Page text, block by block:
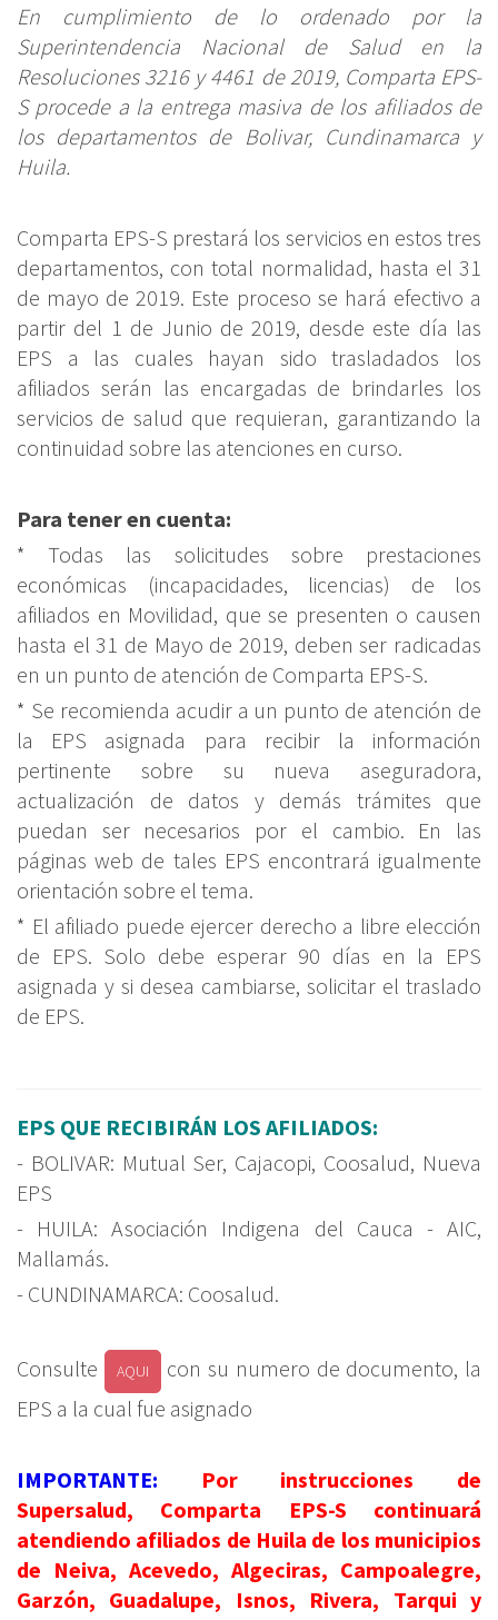
En cumplimiento de lo ordenado por la
Superintendencia Nacional de Salud en la
Resoluciones 3216 y 4461 de 2019, Comparta EPS-
S procede a la entrega masiva de los afiliados de
los departamentos de Bolivar, Cundinamarca y
Huila.
Comparta EPS-S prestará los servicios en estos tres
departamentos, con total normalidad, hasta el 31
de mayo de 2019. Este proceso se hará efectivo a
partir del 1 de Junio de 2019, desde este día las
EPS a las cuales hayan sido trasladados los
afiliados serán las encargadas de brindarles los
servicios de salud que requieran, garantizando la
continuidad sobre las atenciones en curso.
Para tener en cuenta:
* Todas las solicitudes sobre prestaciones
económicas (incapacidades, licencias) de los
afiliados en Movilidad, que se presenten o causen
hasta el 31 de Mayo de 2019, deben ser radicadas
en un punto de atención de Comparta EPS-S.
* Se recomienda acudir a un punto de atención de
la EPS asignada para recibir la información
pertinente sobre su nueva aseguradora,
actualización de datos y demás trámites que
puedan ser necesarios por el cambio. En las
páginas web de tales EPS encontrará igualmente
orientación sobre el tema.
* El afiliado puede ejercer derecho a libre elección
de EPS. Solo debe esperar 90 días en la EPS
asignada y si desea cambiarse, solicitar el traslado
de EPS.
EPS QUE RECIBIRÁN LOS AFILIADOS:
- BOLIVAR: Mutual Ser, Cajacopi, Coosalud, Nueva
EPS
- HUILA: Asociación Indigena del Cauca - AIC,
Mallamás.
- CUNDINAMARCA: Coosalud.
Consulte AQUI
con su numero de documento, la
EPS a la cual fue asignado
IMPORTANTE: Por instrucciones de
Supersalud, Comparta EPS-S continuará
atendiendo afiliados de Huila de los municipios
de Neiva, Acevedo, Algeciras, Campoalegre,
Garzón, Guadalupe, Isnos, Rivera, Tarqui y